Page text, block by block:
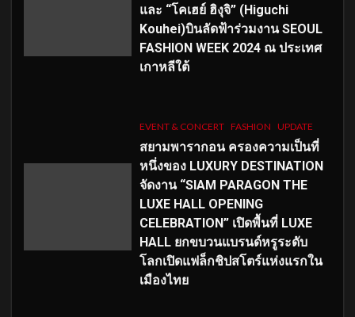
และ “โคเฮย์ ฮิงุจิ” (Higuchi
Kouhei)บินลัดฟ้าร่วมงาน SEOUL
FASHION WEEK 2024 ณ ประเทศ
เกาหลีใต้
EVENT & CONCERT FASHION UPDATE
สยามพารากอน ครองความเป็นที่
หนึ่งของ LUXURY DESTINATION
จัดงาน “SIAM PARAGON THE
LUXE HALL OPENING
CELEBRATION” เปิดพื้นที่ LUXE
HALL ยกขบวนแบรนด์หรูระดับ
โลกเปิดแฟล็กชิปสโตร์แห่งแรกใน
เมืองไทย